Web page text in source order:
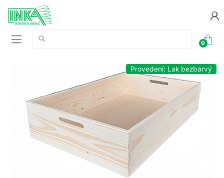
Vyhledávání:
0
Provedení: Lak bezbarvý